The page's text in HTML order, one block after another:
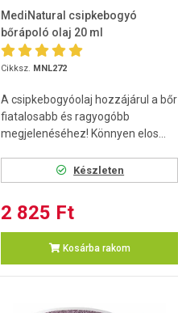
MediNatural csipkebogyó
bőrápoló olaj 20 ml
Cikksz. MNL272
A csipkebogyóolaj hozzájárul a bőr
fiatalosabb és ragyogóbb
megjelenéséhez! Könnyen elos...
Készleten
2 825 Ft
Kosárba rakom